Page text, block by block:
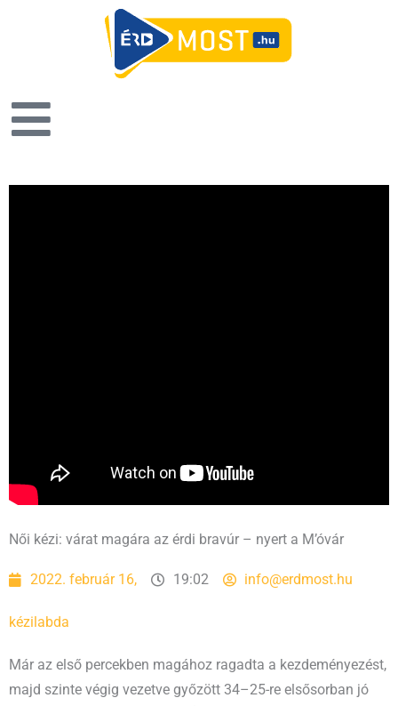
Női kézi: várat magára az érdi bravúr – nyert a M’óvár
2022. február 16, 19:02 info@erdmost.hu
kézilabda
Már az első percekben magához ragadta a kezdeményezést,
majd szinte végig vezetve győzött 34–25-re elsősorban jó